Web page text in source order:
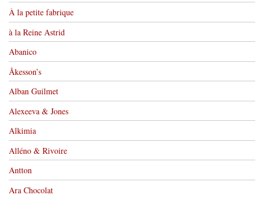
À la petite fabrique
à la Reine Astrid
Abanico
Åkesson’s
Alban Guilmet
Alexeeva & Jones
Alkimia
Alléno & Rivoire
Antton
Ara Chocolat